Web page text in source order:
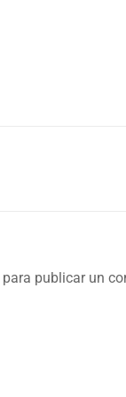
para publicar un